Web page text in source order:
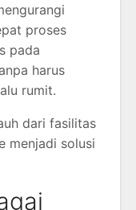
proses
pada
harus
rumit.
dari fasilitas
menjadi solusi